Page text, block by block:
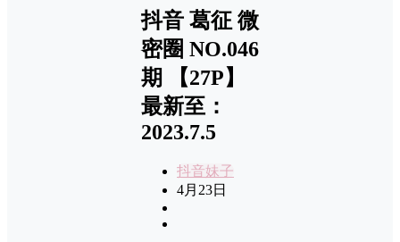
抖音 葛征 微
密圈 NO.046
期 【27P】
最新至：
2023.7.5
抖音妹子
4月23日